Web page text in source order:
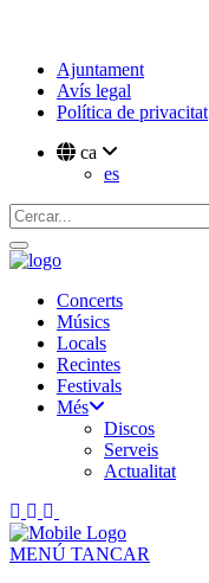
Ajuntament
Avís legal
Política de privacitat
ca
es
Concerts
Músics
Locals
Recintes
Festivals
Més
Discos
Serveis
Actualitat
MENÚ TANCAR